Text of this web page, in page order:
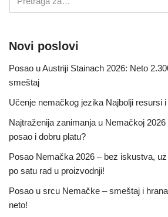
Novi poslovi
Posao u Austriji Stainach 2026: Neto
smeštaj
Učenje nemačkog jezika Najbolji resursi
Najtraženija zanimanja u Nemačkoj
posao i dobru platu?
Posao Nemačka 2026 – bez iskustva,
po satu rad u proizvodnji!
Posao u srcu Nemačke – smeštaj i
neto!